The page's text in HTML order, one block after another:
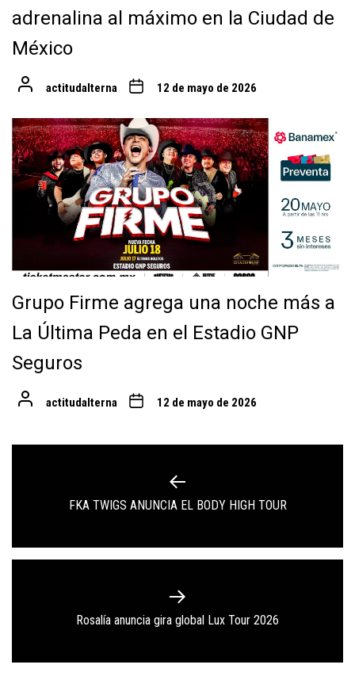
adrenalina al máximo en la Ciudad de
México
actitudalterna 12 de mayo de 2026
Grupo Firme agrega una noche más a
La Última Peda en el Estadio GNP
Seguros
actitudalterna 12 de mayo de 2026
Previous
FKA TWIGS ANUNCIA EL BODY HIGH TOUR
Next
Rosalía anuncia gira global Lux Tour 2026